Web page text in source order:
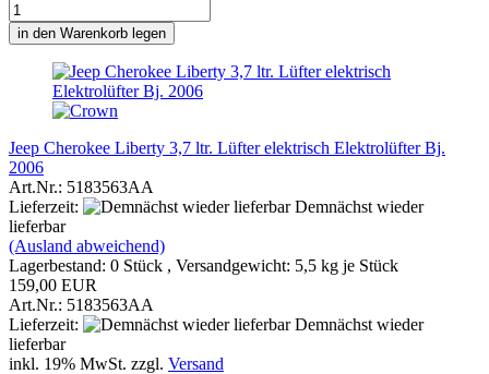
in den Warenkorb legen
Jeep Cherokee Liberty 3,7 ltr. Lüfter elektrisch Elektrolüfter Bj.
2006
Art.Nr.: 5183563AA
Lieferzeit:
Demnächst wieder
lieferbar
(Ausland abweichend)
Lagerbestand: 0 Stück , Versandgewicht: 5,5 kg je Stück
159,00 EUR
Art.Nr.: 5183563AA
Lieferzeit:
Demnächst wieder
lieferbar
inkl. 19% MwSt. zzgl. Versand